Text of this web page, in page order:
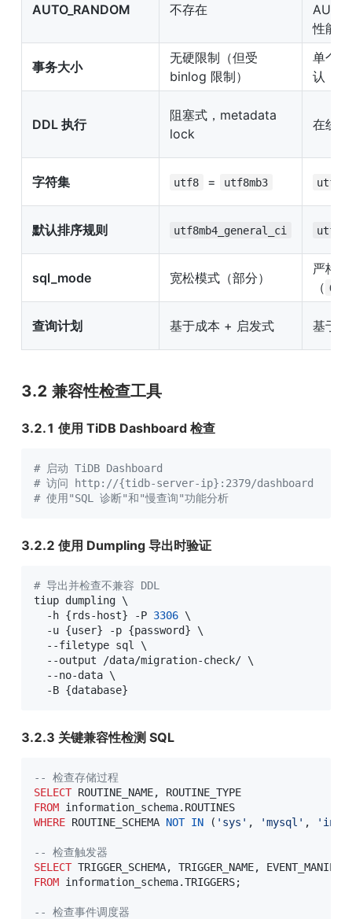
AUTO_RANDOM 不存在
性能
事务大小
无硬限制（但受
binlog 限制）
单个
认
DDL 执行
阻塞式，metadata
lock
在线
字符集 utf8 = utf8mb3 utf8
默认排序规则 utf8mb4_general_ci
sql_mode 宽松模式（部分）
严格
（
查询计划 基于成本 + 启发式 基于
3.2 兼容性检查工具
3.2.1 使用 TiDB Dashboard 检查
# 启动 TiDB Dashboard
# 访问 http://{tidb-server-ip}:2379/dashboard
# 使用"SQL 诊断"和"慢查询"功能分析
3.2.2 使用 Dumpling 导出时验证
# 导出并检查不兼容 DDL
tiup dumpling \
  -h
{rds-host} -P 3306 \
  -u
{user} -p {password}
\
  --filetype sql
\
  --output /data/migration-check/
\
  --no-data
\
  -B
{database}
3.2.3 关键兼容性检测 SQL
-- 检查存储过程
SELECT ROUTINE_NAME,
FROM information_schema.
WHERE ROUTINE_SCHEMA NOT IN ( 'sys' , 'mysql' ,
-- 检查触发器
SELECT TRIGGER_SCHEMA, TRIGGER_NAME,
FROM information_schema.TRIGGERS;
-- 检查事件调度器